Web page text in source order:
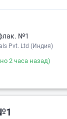
№1
Pvt. Ltd (Индия)
2 часа назад)